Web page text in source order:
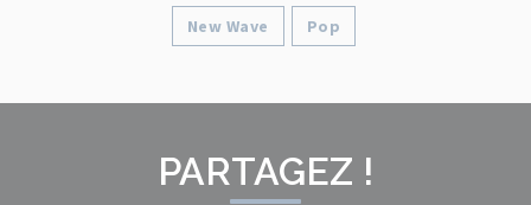
New Wave Pop
PARTAGEZ !